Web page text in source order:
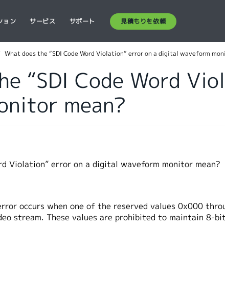
ョン サービス サポート 見積もりを依頼
What does the “SDI Code Word Violation” error on a digital waveform
“SDI Code Word
mean?
Violation” error on a digital waveform monitor mean?
occurs when one of the reserved values 0x000
stream. These values are prohibited to maintain